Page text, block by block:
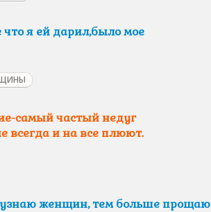
что я ей дарил,было мое
самый частый недуг
всегда и на все плюют.
женщин, тем больше прощаю